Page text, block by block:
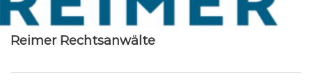
Reimer Rechtsanwälte